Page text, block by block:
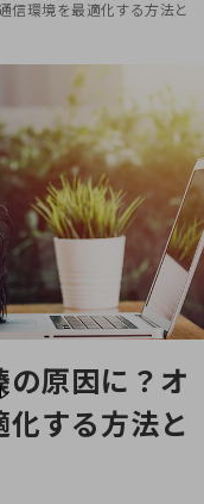
信環境を最適化する方法と
原因に？ オ
する方法と